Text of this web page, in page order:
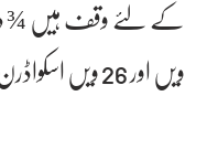
ویں اور 26 ویں اسکواڈرن کا حصہ ہیں۔